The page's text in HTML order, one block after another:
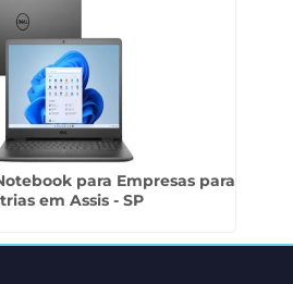
para Empresas para
em Assis - SP